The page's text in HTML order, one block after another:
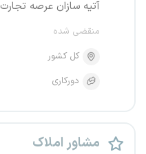
آتیه سازان عرصه تجارت
منقضی شده
کل کشور
دورکاری
مشاور املاک